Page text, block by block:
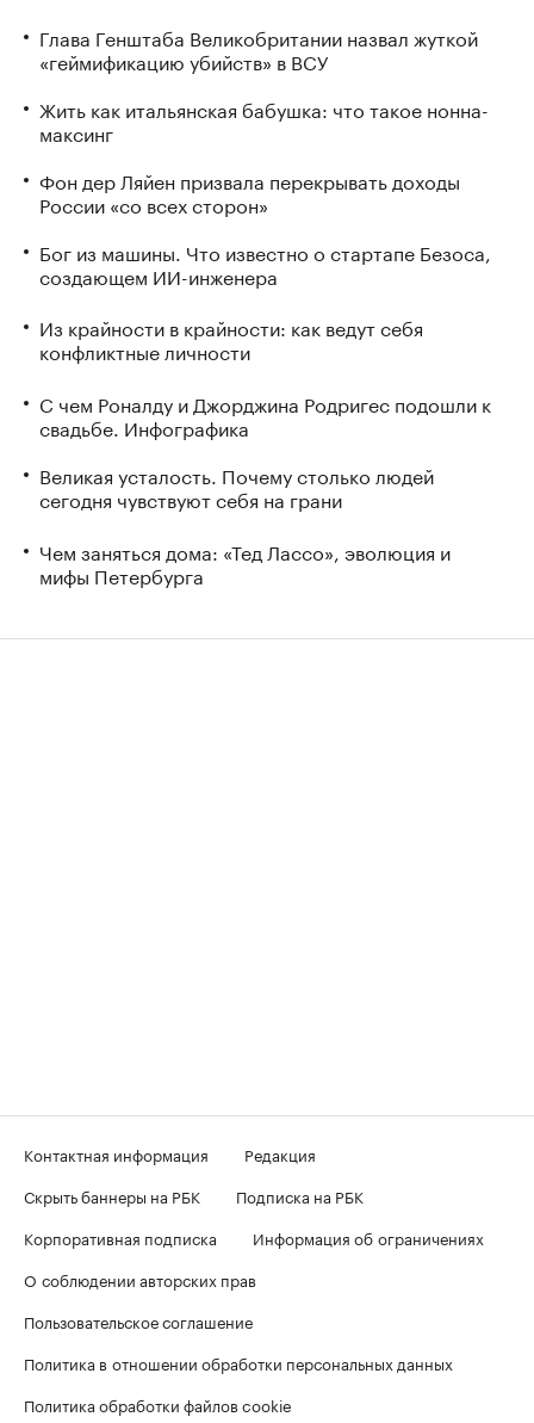
Глава Генштаба Великобритании назвал жуткой
«геймификацию убийств» в ВСУ
Жить как итальянская бабушка: что такое нонна-
максинг
Фон дер Ляйен призвала перекрывать доходы
России «со всех сторон»
Бог из машины. Что известно о стартапе Безоса,
создающем ИИ-инженера
Из крайности в крайности: как ведут себя
конфликтные личности
С чем Роналду и Джорджина Родригес подошли к
свадьбе. Инфографика
Великая усталость. Почему столько людей
сегодня чувствуют себя на грани
Чем заняться дома: «Тед Лассо», эволюция и
мифы Петербурга
Контактная информация
Редакция
Скрыть баннеры на РБК
Подписка на РБК
Корпоративная подписка
Информация об ограничениях
О соблюдении авторских прав
Пользовательское соглашение
Политика в отношении обработки персональных данных
Политика обработки файлов cookie